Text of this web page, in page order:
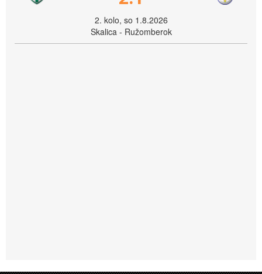
2. kolo, so 1.8.2026
Skalica - Ružomberok